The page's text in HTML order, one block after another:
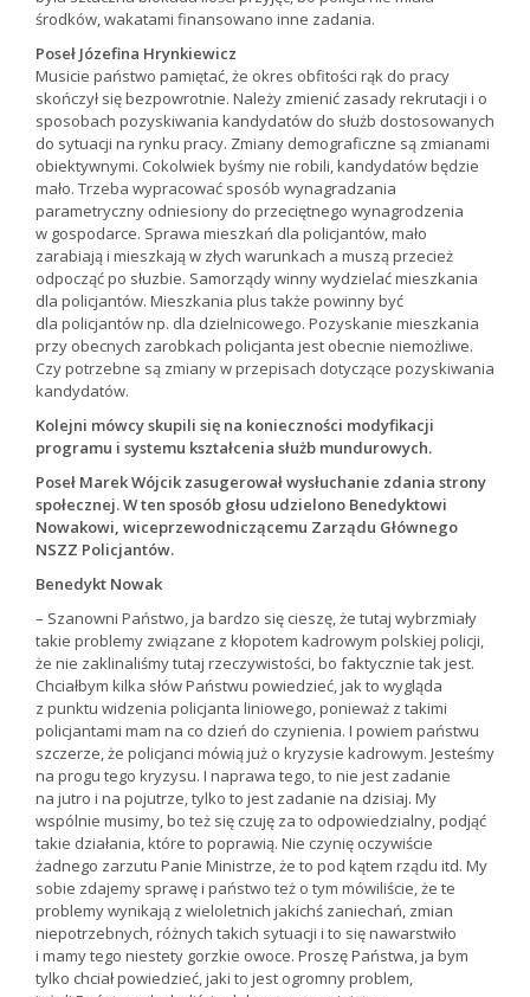
środków, wakatami finansowano inne zadania.
Poseł Józefina Hrynkiewicz
Musicie państwo pamiętać, że okres obfitości rąk do pracy
skończył się bezpowrotnie. Należy zmienić zasady rekrutacji i o
sposobach pozyskiwania kandydatów do służb dostosowanych
do sytuacji na rynku pracy. Zmiany demograficzne są zmianami
obiektywnymi. Cokolwiek byśmy nie robili, kandydatów będzie
mało. Trzeba wypracować sposób wynagradzania
parametryczny odniesiony do przeciętnego wynagrodzenia
w gospodarce. Sprawa mieszkań dla policjantów, mało
zarabiają i mieszkają w złych warunkach a muszą przecież
odpocząć po słuzbie. Samorządy winny wydzielać mieszkania
dla policjantów. Mieszkania plus także powinny być
dla policjantów np. dla dzielnicowego. Pozyskanie mieszkania
przy obecnych zarobkach policjanta jest obecnie niemożliwe.
Czy potrzebne są zmiany w przepisach dotyczące pozyskiwania
kandydatów.
Kolejni mówcy skupili się na konieczności modyfikacji
programu i systemu kształcenia służb mundurowych.
Poseł Marek Wójcik zasugerował wysłuchanie zdania strony
społecznej. W ten sposób głosu udzielono Benedyktowi
Nowakowi, wiceprzewodniczącemu Zarządu Głównego
NSZZ Policjantów.
Benedykt Nowak
– Szanowni Państwo, ja bardzo się cieszę, że tutaj wybrzmiały
takie problemy związane z kłopotem kadrowym polskiej policji,
że nie zaklinaliśmy tutaj rzeczywistości, bo faktycznie tak jest.
Chciałbym kilka słów Państwu powiedzieć, jak to wygląda
z punktu widzenia policjanta liniowego, ponieważ z takimi
policjantami mam na co dzień do czynienia. I powiem państwu
szczerze, że policjanci mówią już o kryzysie kadrowym. Jesteśmy
na progu tego kryzysu. I naprawa tego, to nie jest zadanie
na jutro i na pojutrze, tylko to jest zadanie na dzisiaj. My
wspólnie musimy, bo też się czuję za to odpowiedzialny, podjąć
takie działania, które to poprawią. Nie czynię oczywiście
żadnego zarzutu Panie Ministrze, że to pod kątem rządu itd. My
sobie zdajemy sprawę i państwo też o tym mówiliście, że te
problemy wynikają z wieloletnich jakichś zaniechań, zmian
niepotrzebnych, różnych takich sytuacji i to się nawarstwiło
i mamy tego niestety gorzkie owoce. Proszę Państwa, ja bym
tylko chciał powiedzieć, jaki to jest ogromny problem,